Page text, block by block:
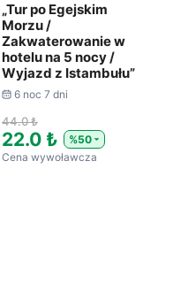
„Tur po Egejskim
Morzu /
Zakwaterowanie w
hotelu na 5 nocy /
Wyjazd z Istambułu”
6 noc 7 dni
44.0 ₺
22.0 ₺
%50
Cena wywoławcza